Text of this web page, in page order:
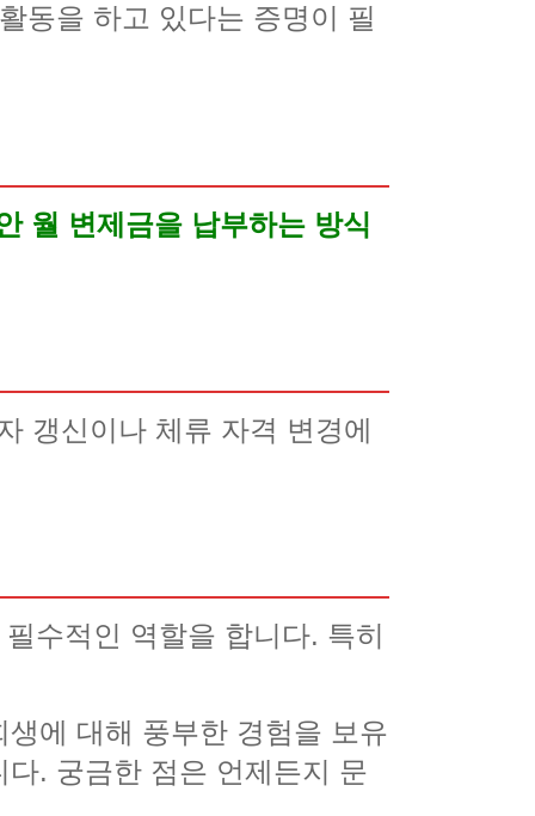
동을 하고 있다는 증명이 필
월 변제금을 납부하는 방식
갱신이나 체류 자격 변경에
수적인 역할을 합니다. 특히
에 대해 풍부한 경험을 보유
. 궁금한 점은 언제든지 문